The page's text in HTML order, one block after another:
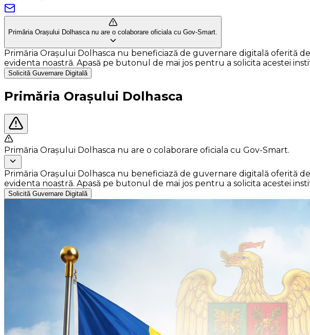
Primăria Orașului Dolhasca nu are o colaborare oficiala cu Gov-Smart.
Primăria Orașului Dolhasca nu beneficiază de guvernare digitală oferită
evidenta noastră. Apasă pe butonul de mai jos pentru a solicita acestei
Solicită Guvernare Digitală
Primăria Orașului Dolhasca
Primăria Orașului Dolhasca nu are o colaborare oficiala cu Gov-Smart.
Primăria Orașului Dolhasca nu beneficiază de guvernare digitală oferită
evidenta noastră. Apasă pe butonul de mai jos pentru a solicita acestei
Solicită Guvernare Digitală